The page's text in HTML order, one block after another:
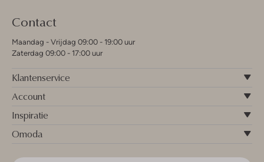
Contact
Maandag - Vrijdag 09:00 - 19:00 uur
Zaterdag 09:00 - 17:00 uur
Klantenservice
Account
Inspiratie
Omoda